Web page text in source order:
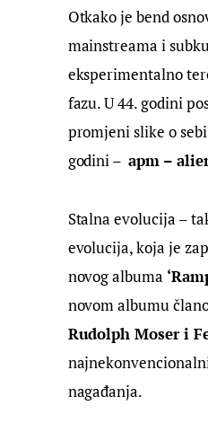
Otkako je bend
mainstreama i
eksperimentalno
fazu. U 44. godini
promjeni slike o
godini – apm –
Stalna evolucija –
evolucija, koja je
novog albuma
novom albumu
Rudolph Moser i
nagađanja.